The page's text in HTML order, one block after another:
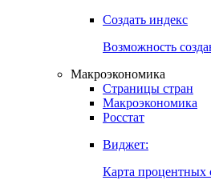
Создать индекс
Возможность
Макроэкономика
Страницы стран
Макроэкономика
Росстат
Виджет:
Карта процентных